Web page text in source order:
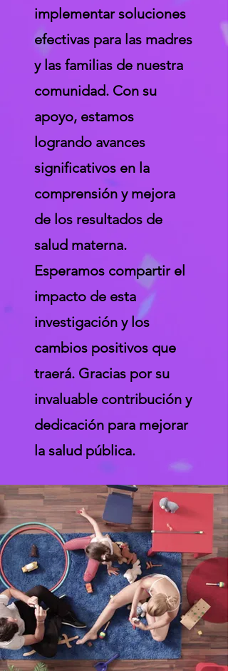
implementar soluciones
efectivas para las madres
y las familias de nuestra
comunidad. Con su
apoyo, estamos
logrando avances
significativos en la
comprensión y mejora
de los resultados de
salud materna.
Esperamos compartir el
impacto de esta
investigación y los
cambios positivos que
traerá. Gracias por su
invaluable contribución y
dedicación para mejorar
la salud pública.